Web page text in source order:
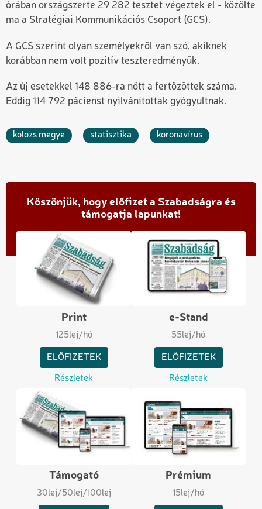
órában országszerte 29 282 tesztet végeztek el - közölte
ma a Stratégiai Kommunikációs Csoport (GCS).
A GCS szerint olyan személyekről van szó, akiknek
korábban nem volt pozitív teszteredményük.
Az új esetekkel 148 886-ra nőtt a fertőzöttek száma.
Eddig 114 792 pácienst nyilvánítottak gyógyultnak.
kolozs megye statisztika koronavírus
Köszönjük, hogy előfizet a Szabadságra és
támogatja lapunkat!
Print
125lej/hó
ELŐFIZETEK
Részletek
e-Stand
55lej/hó
ELŐFIZETEK
Részletek
Támogató
30lej/50lej/100lej
Prémium
15lej/hó